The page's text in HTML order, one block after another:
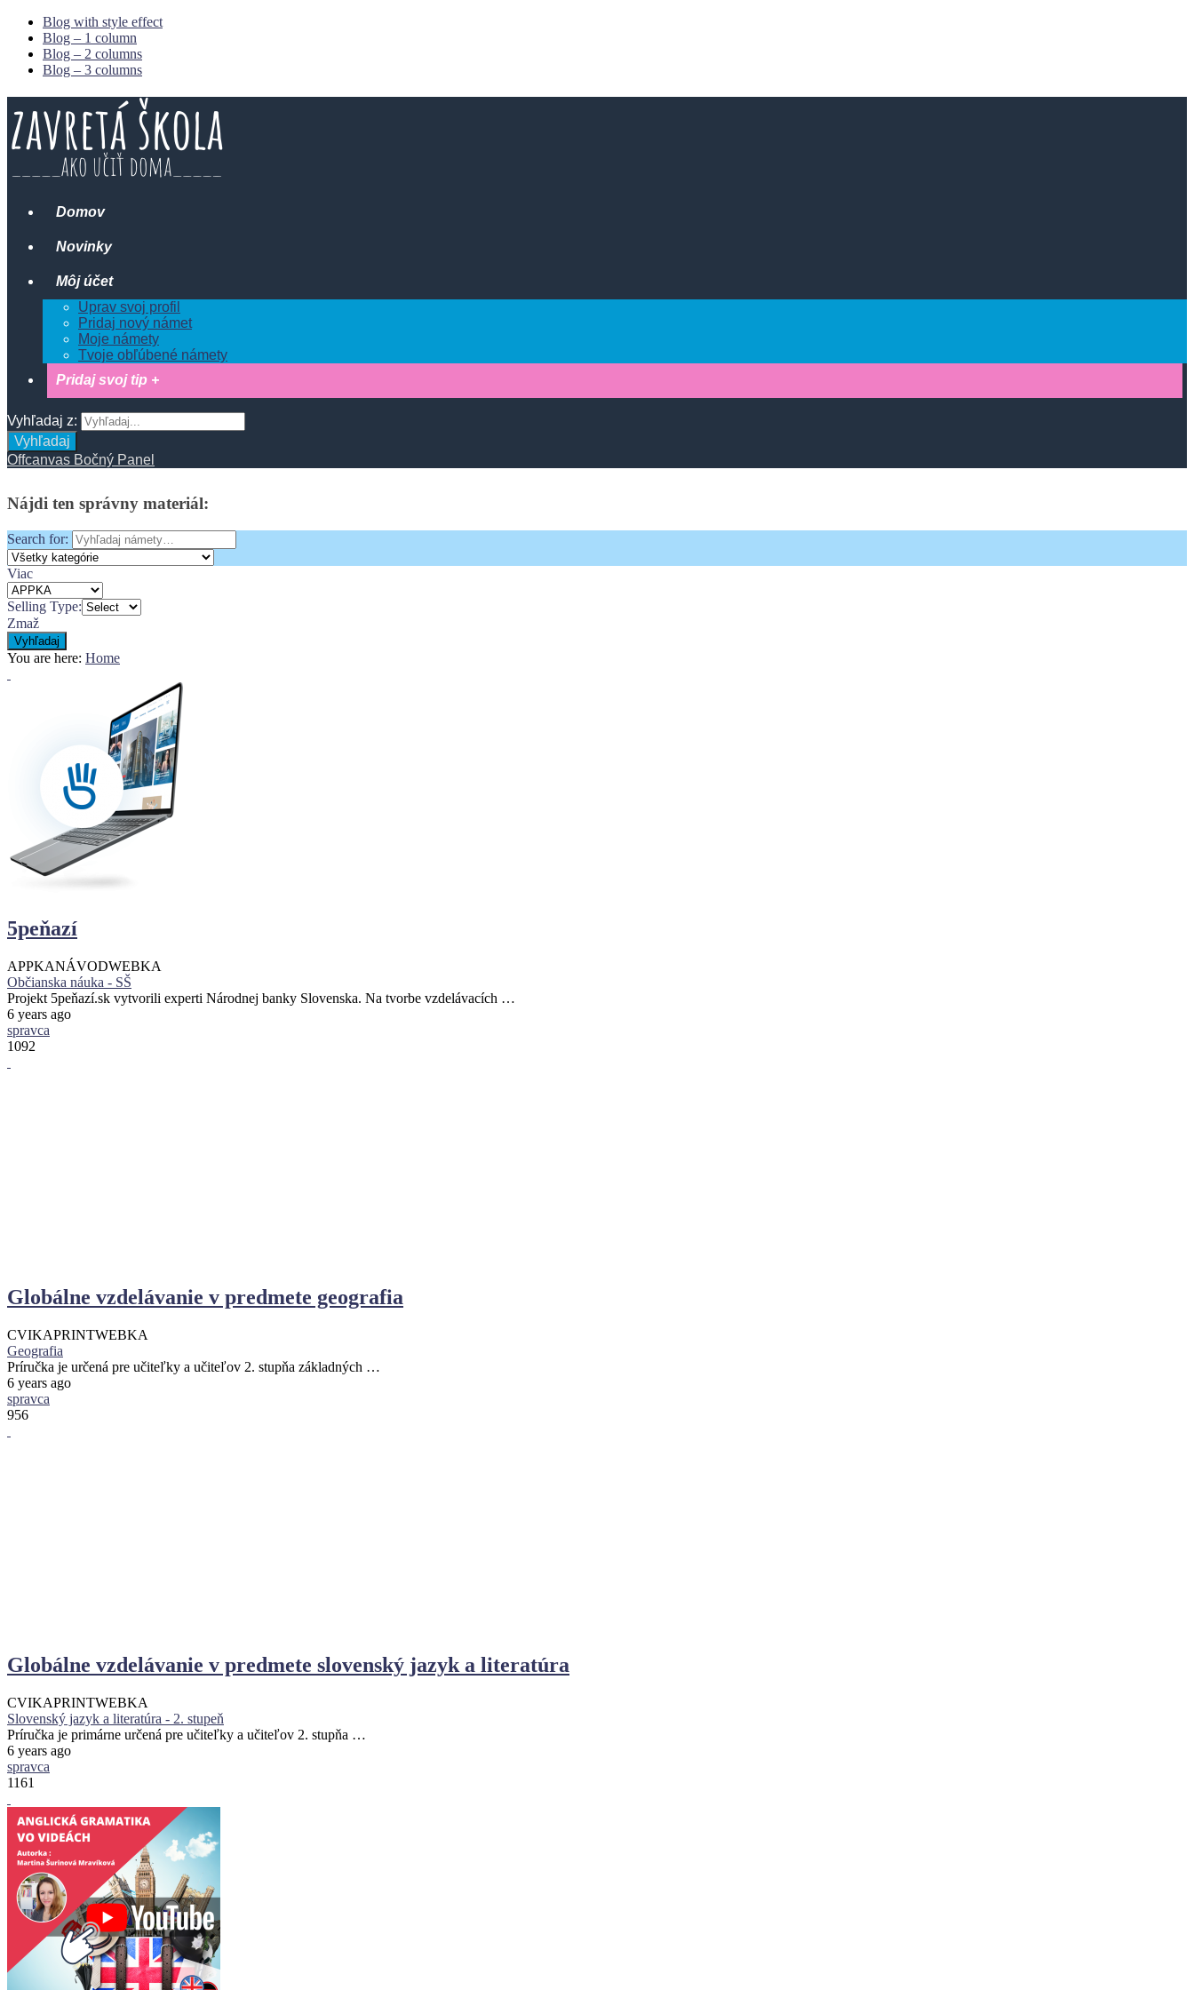
Blog with style effect
Blog – 1 column
Blog – 2 columns
Blog – 3 columns
Domov
Novinky
Môj účet
Uprav svoj profil
Pridaj nový námet
Moje námety
Tvoje obľúbené námety
Pridaj svoj tip +
Vyhľadaj z:
Vyhľadaj
Offcanvas Bočný Panel
Nájdi ten správny materiál:
Search for:
Viac
Selling Type:
Zmaž
Vyhľadaj
You are here: Home
5peňazí
APPKANÁVODWEBKA
Občianska náuka - SŠ
Projekt 5peňazí.sk vytvorili experti Národnej banky Slovenska. Na tvorbe vzdelávacích …
6 years ago
spravca
1092
Globálne vzdelávanie v predmete geografia
CVIKAPRINTWEBKA
Geografia
Príručka je určená pre učiteľky a učiteľov 2. stupňa základných …
6 years ago
spravca
956
Globálne vzdelávanie v predmete slovenský jazyk a literatúra
CVIKAPRINTWEBKA
Slovenský jazyk a literatúra - 2. stupeň
Príručka je primárne určená pre učiteľky a učiteľov 2. stupňa …
6 years ago
spravca
1161